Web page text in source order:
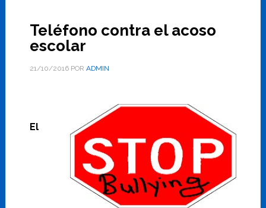
Teléfono contra el acoso
escolar
21/10/2016POR ADMIN
El